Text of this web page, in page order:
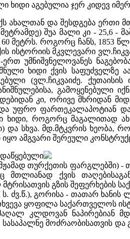
ხიდი აგებულია ჯერ კიდევ
ახალთან და შესდგება ერთი
შუა მალი კი - 25,6 -
60 მეტრს. როგორც ჩანს, 1853
ისტორიის მკვლევარი
უმნიშვნელოვანეს
ხიდი ქვის საფუძველზე
(ვლ.ჩიკვაიძე.
გამოყენებული
კი, ორივე მხრიდან
უფრო ფართეკალაპოტიან
ხიდი, როგორც მაგალითად
და სხვა. მდ.მტკვრის ხეობა,
ამგვარი შერეული
თურქეთის ფარგლებში) -
ქვის
გზის შეფერხების
ძვ.წ.), გორისა - თათარ ხანის
ყოფილა საქართველოს
კლდოვან ნაპირებიან
მოძრაობისათვის